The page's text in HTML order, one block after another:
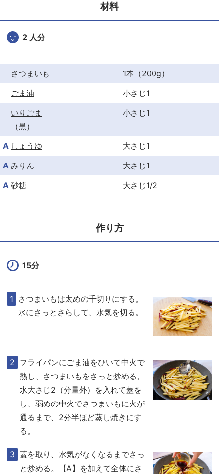
o
o
材料
2 人分
さつまいも
1本（200g）
ごま油
小さじ1
いりごま
（黒）
小さじ1
A しょうゆ
大さじ1
A みりん
大さじ1
A 砂糖 大さじ1/2
作り方
15分
さつまいもは太めの千切りにする。
水にさっとさらして、水気を切る。
フライパンにごま油をひいて中火で
熱し、さつまいもをさっと炒める。
水大さじ2（分量外）を入れて蓋を
し、弱めの中火でさつまいもに火が
通るまで、2分半ほど蒸し焼きにす
る。
蓋を取り、水気がなくなるまでさっ
と炒める。【A】を加えて全体にさ